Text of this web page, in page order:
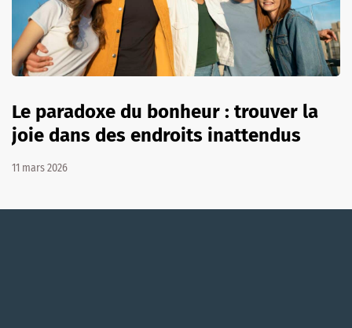
Le paradoxe du bonheur : trouver la
joie dans des endroits inattendus
11 mars 2026